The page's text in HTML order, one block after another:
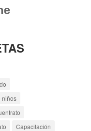
niños
Capacitación